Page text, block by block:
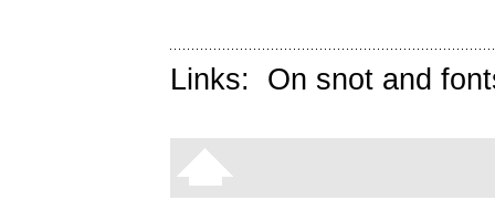
Links: On snot and